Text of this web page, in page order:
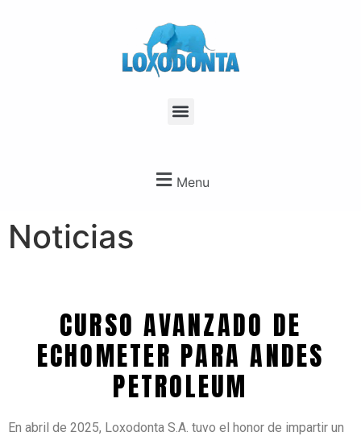
Menu
Noticias
CURSO AVANZADO DE
ECHOMETER PARA ANDES
PETROLEUM
En abril de 2025, Loxodonta S.A. tuvo el honor de impartir un